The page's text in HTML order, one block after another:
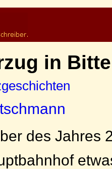
in
des Jahres